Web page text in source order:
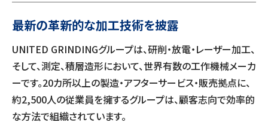
最新の革新的な加工技術を披露
UNITED GRINDINGグループは、研削・放電・レーザー加工、
そして、測定、積層造形において、世界有数の工作機械メーカ
ーです。20カ所以上の製造・アフターサービス・販売拠点に、
約2,500人の従業員を擁するグループは、顧客志向で効率的
な方法で組織されています。